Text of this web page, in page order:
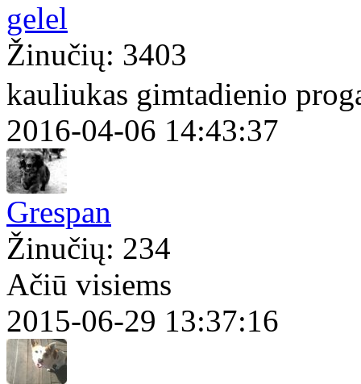
gelel
Žinučių: 3403
kauliukas gimtadienio
2016-04-06 14:43:37
Grespan
Žinučių: 234
Ačiū visiems
2015-06-29 13:37:16